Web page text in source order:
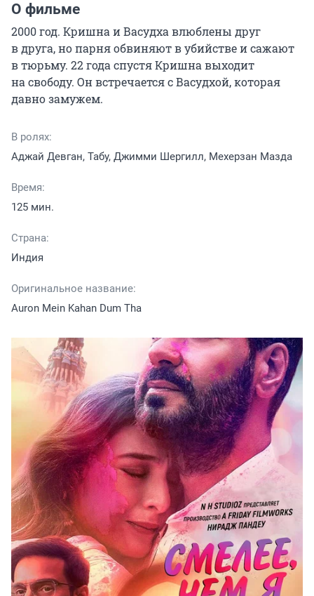
О фильме
2000 год. Кришна и Васудха влюблены друг
в друга, но парня обвиняют в убийстве и сажают
в тюрьму. 22 года спустя Кришна выходит
на свободу. Он встречается с Васудхой, которая
давно замужем.
В ролях:
Аджай Девган, Табу, Джимми Шергилл, Мехерзан Мазда
Время:
125 мин.
Страна:
Индия
Оригинальное название:
Auron Mein Kahan Dum Tha